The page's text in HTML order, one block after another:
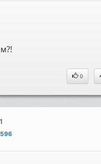
0
596